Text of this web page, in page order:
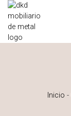
Inicio -